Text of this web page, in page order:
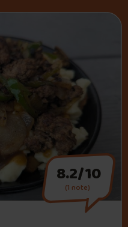
8.2/10
(1 note)